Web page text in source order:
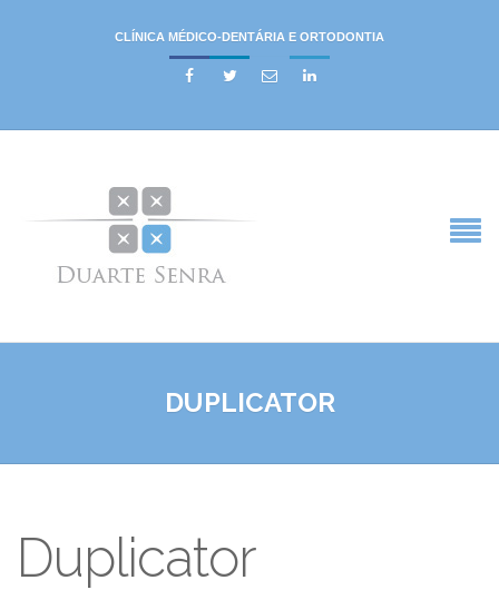
CLÍNICA MÉDICO-DENTÁRIA E ORTODONTIA
   
DUPLICATOR
Duplicator